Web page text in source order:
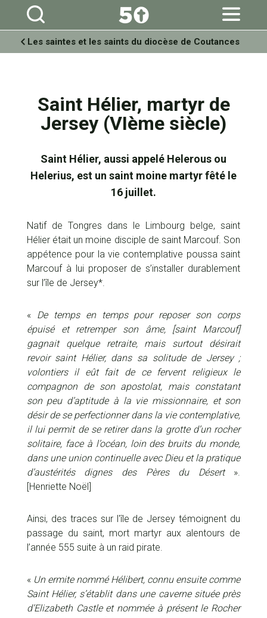
Aller
personnels
Les saintes et les saints du diocèse de Coutances
Saint Hélier, martyr de
Jersey (VIème siècle)
Saint Hélier, aussi appelé Helerous ou
Helerius, est un saint moine martyr fêté le
16 juillet.
Natif de Tongres dans le Limbourg belge, saint
Hélier était un moine disciple de saint Marcouf. Son
appétence pour la vie contemplative poussa saint
Marcouf à lui proposer de s’installer durablement
sur l’île de Jersey*.
« De temps en temps pour reposer son corps
épuisé et retremper son âme, [saint Marcouf]
gagnait quelque retraite, mais surtout désirait
revoir saint Hélier, dans sa solitude de Jersey ;
volontiers il eût fait de ce fervent religieux le
compagnon de son apostolat, mais constatant
son peu d’aptitude à la vie missionnaire, et son
désir de se perfectionner dans la vie contemplative,
il lui permit de se retirer dans la grotte d’un rocher
solitaire, face à l’océan, loin des bruits du monde,
dans une union continuelle avec Dieu et la pratique
d’austérités dignes des Pères du Désert ».
[Henriette Noël]
Ainsi, des traces sur l'île de Jersey témoignent du
passage du saint, mort martyr aux alentours de
l’année 555 suite à un raid pirate.
« Un ermite nommé Hélibert, connu ensuite comme
Saint Hélier, s’établit dans une caverne située près
d’Elizabeth Castle et nommée à présent le Rocher